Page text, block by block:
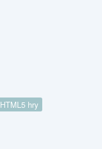
HTML5 hry